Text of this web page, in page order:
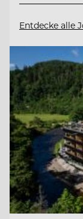
Entdecke alle